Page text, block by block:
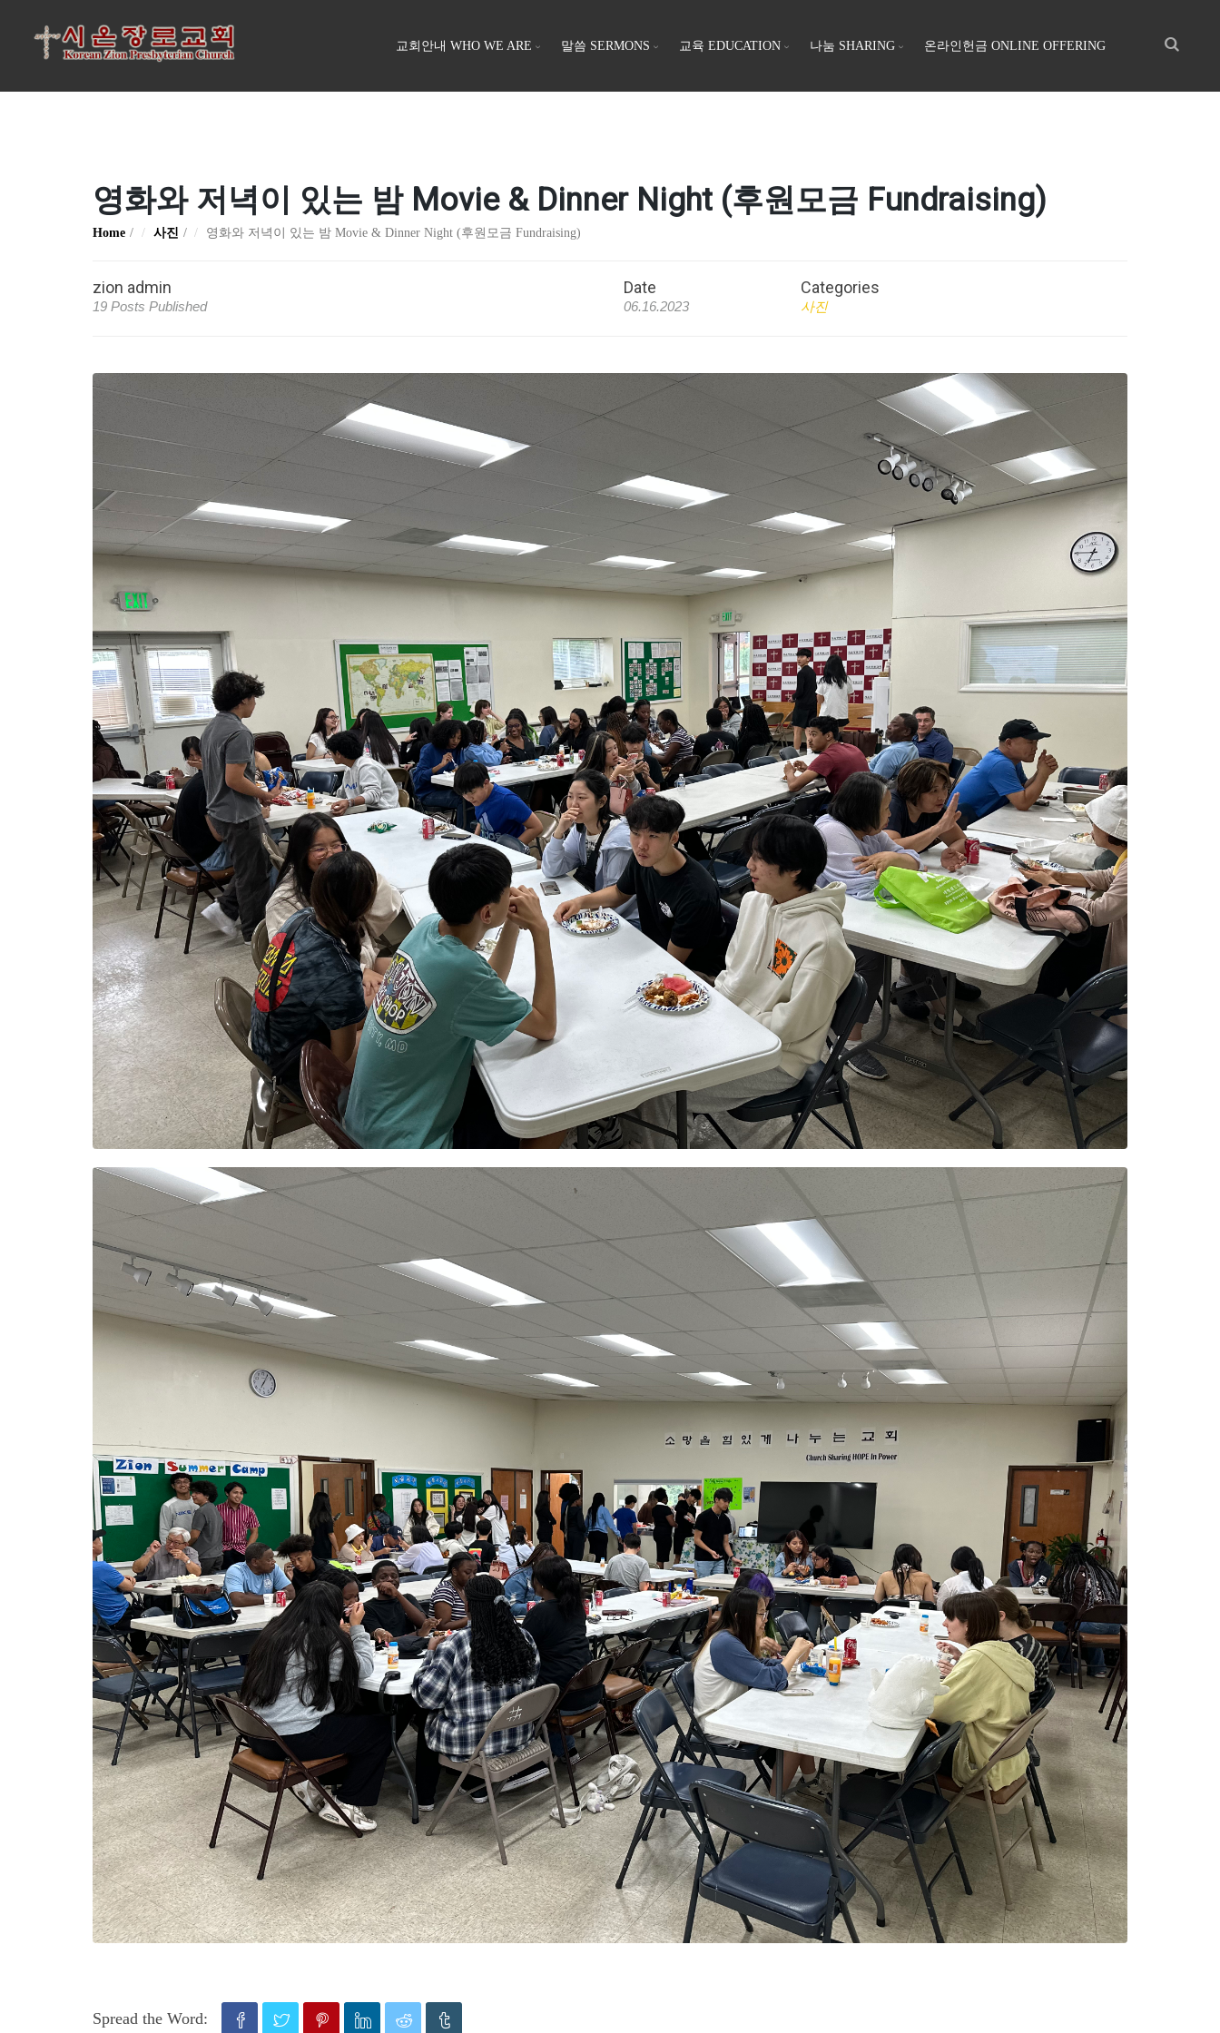
교회안내 WHO WE ARE 말씀 SERMONS 교육 EDUCATION 나눔 SHARING 온라인헌금 ONLINE OFFERING
영화와 저녁이 있는 밤 Movie & Dinner Night (후원모금 Fundraising)
Home 사진 영화와 저녁이 있는 밤 Movie & Dinner Night (후원모금 Fundraising)
zion admin
19 Posts Published
Date
06.16.2023
Categories
사진
Spread the Word: